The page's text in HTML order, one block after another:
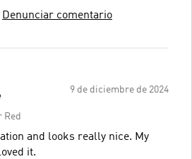
Denunciar comentario
9 de diciembre de 2024
Red
and looks really nice. My
it.